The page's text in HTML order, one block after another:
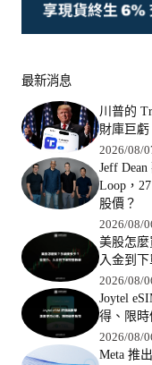
最新消息
川普的
財庫巨虧
2026/08/
Jeff
Loop，
股價？
2026/08/
美股怎麼
入金到下
2026/08/
Joytel
得、限時
2026/08/
Meta 推